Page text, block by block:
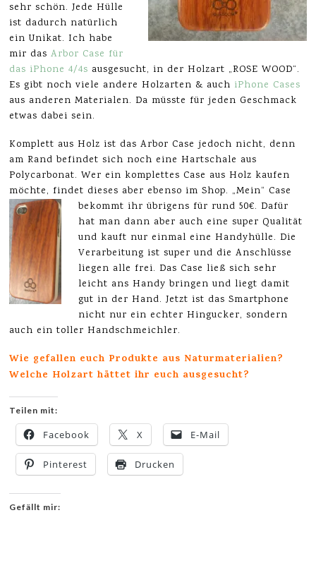
sehr schön. Jede Hülle
ist dadurch natürlich
ein Unikat. Ich habe
mir dasArbor Case für
das iPhone 4/4s ausgesucht, in der Holzart „ROSE WOOD“.
Es gibt noch viele andere Holzarten & auch iPhone Cases
aus anderen Materialen. Da müsste für jeden Geschmack
etwas dabei sein.
Komplett aus Holz ist das Arbor Case jedoch nicht, denn
am Rand befindet sich noch eine Hartschale aus
Polycarbonat. Wer ein komplettes Case aus Holz kaufen
möchte, findet dieses aber ebenso im Shop. „Mein“ Case
bekommt ihr übrigens für rund 50€. Dafür
hat man dann aber auch eine super Qualität
und kauft nur einmal eine Handyhülle. Die
Verarbeitung ist super und die Anschlüsse
liegen alle frei. Das Case ließ sich sehr
leicht ans Handy bringen und liegt damit
gut in der Hand. Jetzt ist das Smartphone
nicht nur ein echter Hingucker, sondern
auch ein toller Handschmeichler.
Wie gefallen euch Produkte aus Naturmaterialien?
Welche Holzart hättet ihr euch ausgesucht?
Teilen mit:
Facebook X E-Mail
Pinterest Drucken
Gefällt mir: